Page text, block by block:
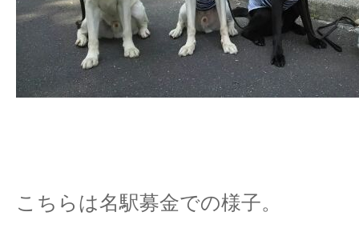
こちらは名駅募金での様子。